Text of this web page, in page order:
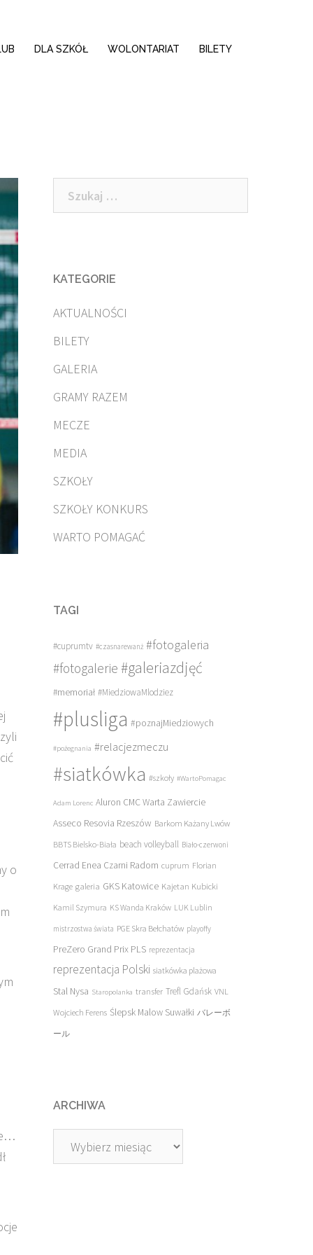
DLA SZKÓŁ WOLONTARIAT BILETY
o
Szukaj:
KATEGORIE
AKTUALNOŚCI
BILETY
GALERIA
GRAMY RAZEM
MECZE
MEDIA
SZKOŁY
SZKOŁY KONKURS
WARTO POMAGAĆ
TAGI
#cuprumtv #czasnarewanż #fotogaleria
#fotogalerie #galeriazdjęć
#memoriał #MiedziowaMlodziez
#plusliga #poznajMiedziowych
#pożegnania #relacjezmeczu
#siatkówka #szkoły #WartoPomagac
Adam Lorenc Aluron CMC Warta Zawiercie
Asseco Resovia Rzeszów Barkom Każany Lwów
BBTS Bielsko-Biała beach volleyball Biało-czerwoni
Cerrad Enea Czarni Radom cuprum Florian
Krage galeria GKS Katowice Kajetan Kubicki
Kamil Szymura KS Wanda Kraków LUK Lublin
mistrzostwa świata PGE Skra Bełchatów playoffy
PreZero Grand Prix PLS reprezentacja
reprezentacja Polski siatkówka plażowa
Stal Nysa Staropolanka transfer Trefl Gdańsk VNL
Wojciech Ferens Ślepsk Malow Suwałki バレーボ
ール
ARCHIWA
Archiwa